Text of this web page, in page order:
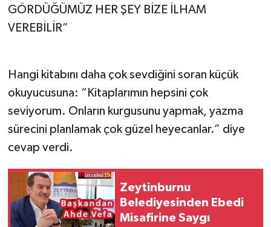
GÖRDÜĞÜMÜZ HER ŞEY BİZE İLHAM
VEREBİLİR”
Hangi kitabını daha çok sevdiğini soran küçük
okuyucusuna: “Kitaplarımın hepsini çok
seviyorum. Onların kurgusunu yapmak, yazma
sürecini planlamak çok güzel heyecanlar.” diye
cevap verdi.
Zeytinburnu
Belediyesinden Ebedi
Misafirine Saygı